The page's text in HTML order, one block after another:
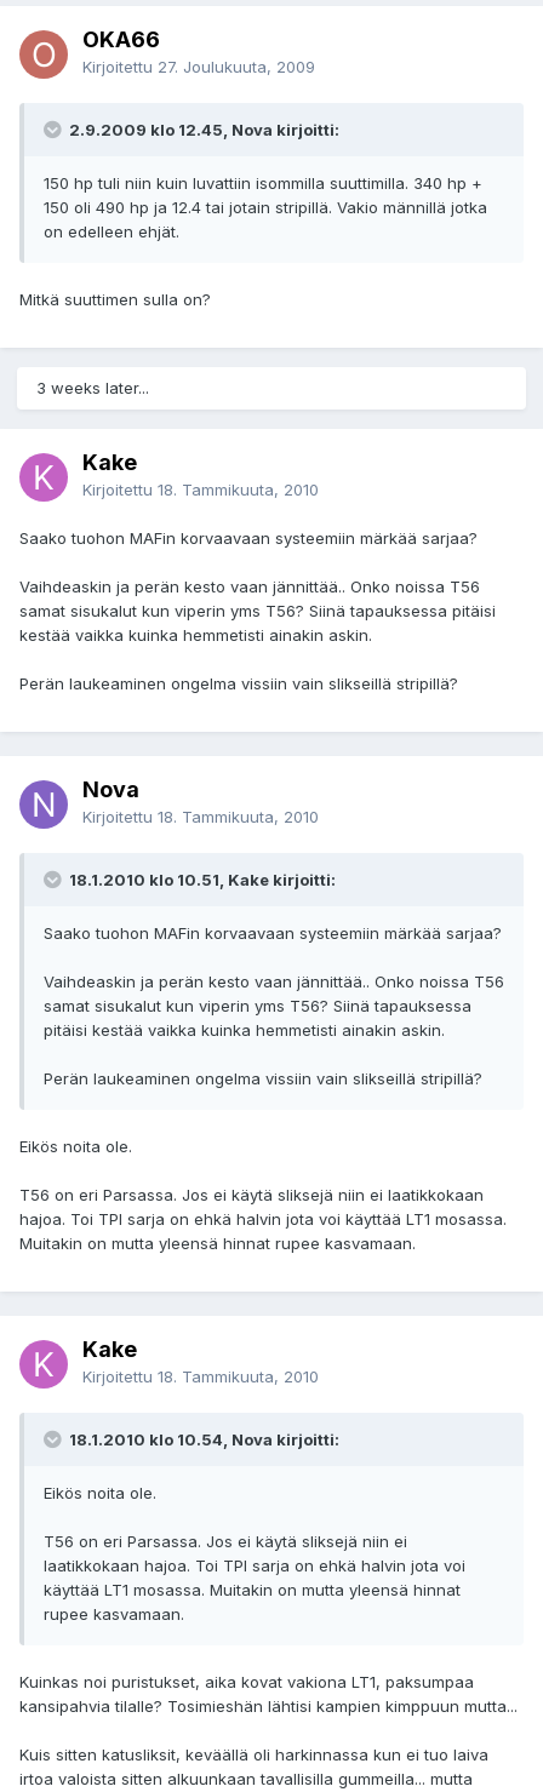
OKA66
Kirjoitettu 27. Joulukuuta, 2009
2.9.2009 klo 12.45, Nova kirjoitti:
150 hp tuli niin kuin luvattiin isommilla suuttimilla. 340 hp +
150 oli 490 hp ja 12.4 tai jotain stripillä. Vakio männillä jotka
on edelleen ehjät.
Mitkä suuttimen sulla on?
3 weeks later...
Kake
Kirjoitettu 18. Tammikuuta, 2010
Saako tuohon MAFin korvaavaan systeemiin märkää sarjaa?
Vaihdeaskin ja perän kesto vaan jännittää.. Onko noissa T56
samat sisukalut kun viperin yms T56? Siinä tapauksessa pitäisi
kestää vaikka kuinka hemmetisti ainakin askin.
Perän laukeaminen ongelma vissiin vain slikseillä stripillä?
Nova
Kirjoitettu 18. Tammikuuta, 2010
18.1.2010 klo 10.51, Kake kirjoitti:
Saako tuohon MAFin korvaavaan systeemiin märkää sarjaa?
Vaihdeaskin ja perän kesto vaan jännittää.. Onko noissa T56
samat sisukalut kun viperin yms T56? Siinä tapauksessa
pitäisi kestää vaikka kuinka hemmetisti ainakin askin.
Perän laukeaminen ongelma vissiin vain slikseillä stripillä?
Eikös noita ole.
T56 on eri Parsassa. Jos ei käytä sliksejä niin ei laatikkokaan
hajoa. Toi TPI sarja on ehkä halvin jota voi käyttää LT1 mosassa.
Muitakin on mutta yleensä hinnat rupee kasvamaan.
Kake
Kirjoitettu 18. Tammikuuta, 2010
18.1.2010 klo 10.54, Nova kirjoitti:
Eikös noita ole.
T56 on eri Parsassa. Jos ei käytä sliksejä niin ei
laatikkokaan hajoa. Toi TPI sarja on ehkä halvin jota voi
käyttää LT1 mosassa. Muitakin on mutta yleensä hinnat
rupee kasvamaan.
Kuinkas noi puristukset, aika kovat vakiona LT1, paksumpaa
kansipahvia tilalle? Tosimieshän lähtisi kampien kimppuun mutta...
Kuis sitten katusliksit, keväällä oli harkinnassa kun ei tuo laiva
irtoa valoista sitten alkuunkaan tavallisilla gummeilla... mutta